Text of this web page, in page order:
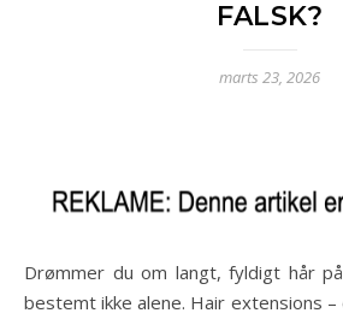
FALSK?
marts 23, 2026
Drømmer du om langt, fyldigt hår på ingen tid? Så er du
bestemt ikke alene. Hair extensions